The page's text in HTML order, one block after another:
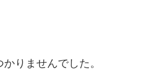
りませんでした。